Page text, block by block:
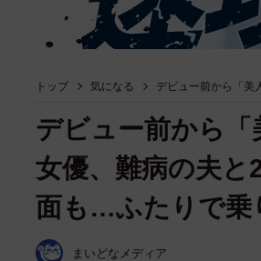
トップ 気になる デビュー前から「
デビュー前から
女優、難病の夫
面も…ふたりで乗
まいどなメディア